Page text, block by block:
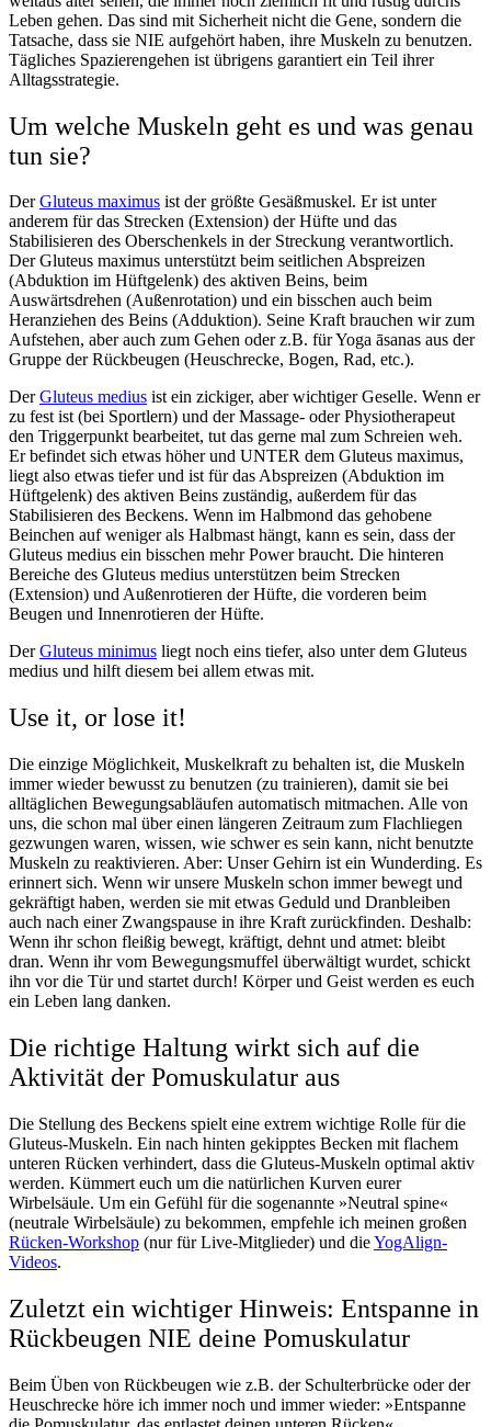
Leben gehen. Das sind mit Sicherheit nicht die Gene, sondern die
Tatsache, dass sie NIE aufgehört haben, ihre Muskeln zu benutzen.
Tägliches Spazierengehen ist übrigens garantiert ein Teil ihrer
Alltagsstrategie.
Um welche Muskeln geht es und was genau
tun sie?
DerGluteus maximus ist der größte Gesäßmuskel. Er ist unter
anderem für das Strecken (Extension) der Hüfte und das
Stabilisieren des Oberschenkels in der Streckung verantwortlich.
Der Gluteus maximus unterstützt beim seitlichen Abspreizen
(Abduktion im Hüftgelenk) des aktiven Beins, beim
Auswärtsdrehen (Außenrotation) und ein bisschen auch beim
Heranziehen des Beins (Adduktion). Seine Kraft brauchen wir zum
Aufstehen, aber auch zum Gehen oder z.B. für Yoga āsanas aus der
Gruppe der Rückbeugen (Heuschrecke, Bogen, Rad, etc.).
DerGluteus medius ist ein zickiger, aber wichtiger Geselle. Wenn er
zu fest ist (bei Sportlern) und der Massage- oder Physiotherapeut
den Triggerpunkt bearbeitet, tut das gerne mal zum Schreien weh.
Er befindet sich etwas höher und UNTER dem Gluteus maximus,
liegt also etwas tiefer und ist für das Abspreizen (Abduktion im
Hüftgelenk) des aktiven Beins zuständig, außerdem für das
Stabilisieren des Beckens. Wenn im Halbmond das gehobene
Beinchen auf weniger als Halbmast hängt, kann es sein, dass der
Gluteus medius ein bisschen mehr Power braucht. Die hinteren
Bereiche des Gluteus medius unterstützen beim Strecken
(Extension) und Außenrotieren der Hüfte, die vorderen beim
Beugen und Innenrotieren der Hüfte.
DerGluteus minimus liegt noch eins tiefer, also unter dem Gluteus
medius und hilft diesem bei allem etwas mit.
Use it, or lose it!
Die einzige Möglichkeit, Muskelkraft zu behalten ist, die Muskeln
immer wieder bewusst zu benutzen (zu trainieren), damit sie bei
alltäglichen Bewegungsabläufen automatisch mitmachen. Alle von
uns, die schon mal über einen längeren Zeitraum zum Flachliegen
gezwungen waren, wissen, wie schwer es sein kann, nicht benutzte
Muskeln zu reaktivieren. Aber: Unser Gehirn ist ein Wunderding. Es
erinnert sich. Wenn wir unsere Muskeln schon immer bewegt und
gekräftigt haben, werden sie mit etwas Geduld und Dranbleiben
auch nach einer Zwangspause in ihre Kraft zurückfinden. Deshalb:
Wenn ihr schon fleißig bewegt, kräftigt, dehnt und atmet: bleibt
dran. Wenn ihr vom Bewegungsmuffel überwältigt wurdet, schickt
ihn vor die Tür und startet durch! Körper und Geist werden es euch
ein Leben lang danken.
Die richtige Haltung wirkt sich auf die
Aktivität der Pomuskulatur aus
Die Stellung des Beckens spielt eine extrem wichtige Rolle für die
Gluteus-Muskeln. Ein nach hinten gekipptes Becken mit flachem
unteren Rücken verhindert, dass die Gluteus-Muskeln optimal aktiv
werden. Kümmert euch um die natürlichen Kurven eurer
Wirbelsäule. Um ein Gefühl für die sogenannte »Neutral spine«
(neutrale Wirbelsäule) zu bekommen, empfehle ich meinen großen
Rücken-Workshop (nur für Live-Mitglieder) und dieYogAlign-
Videos.
Zuletzt ein wichtiger Hinweis: Entspanne in
Rückbeugen NIE deine Pomuskulatur
Beim Üben von Rückbeugen wie z.B. der Schulterbrücke oder der
Heuschrecke höre ich immer noch und immer wieder: »Entspanne